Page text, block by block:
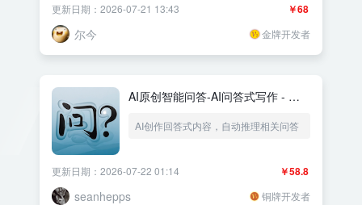
文转别名转拼音|批量添加别名处理|伪
静态SEO友好URL修改——《益吾库》
￥68
更新日期：2026-07-21 13:43
尔今 金牌开发者
AI原创智能问答-AI问答式写作 - 支
chatgpt、百度云、文心一言
AI创作回答式内容，自动推理相关问答
￥58.8
更新日期：2026-07-22 01:14
seanhepps 铜牌开发者